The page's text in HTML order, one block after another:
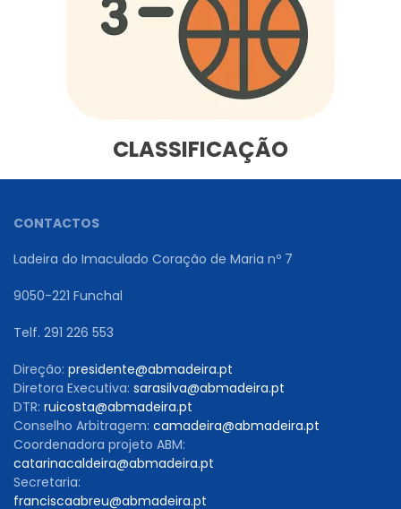
CLASSIFICAÇÃO
CONTACTOS
Ladeira do Imaculado Coração de Maria nº 7
9050-221 Funchal
Telf. 291 226 553
Direção: presidente@abmadeira.pt
Diretora Executiva: sarasilva@abmadeira.pt
DTR: ruicosta@abmadeira.pt
Conselho Arbitragem: camadeira@abmadeira.pt
Coordenadora projeto ABM:
catarinacaldeira@abmadeira.pt
Secretaria:
franciscaabreu@abmadeira.pt